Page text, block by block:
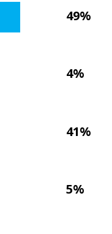
49%
4%
41%
5%